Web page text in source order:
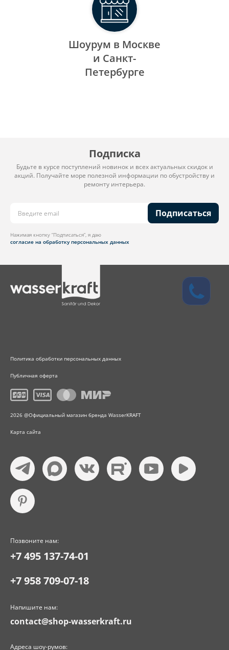
Шоурум в Москве
и Санкт-
Петербурге
Подписка
Будьте в курсе поступлений новинок и всех актуальных скидок и
акций. Получайте море полезной информации по обустройству и
ремонту интерьера.
Подписаться
Нажимая кнопку “Подписаться”, я даю
согласие на обработку персональных данных
Политика обработки персональных данных
Публичная оферта
2026 @Официальный магазин бренда WasserKRAFT
Карта сайта
Позвоните нам:
+7 495 137-74-01
+7 958 709-07-18
Напишите нам:
contact@shop-wasserkraft.ru
Адреса шоу-румов: